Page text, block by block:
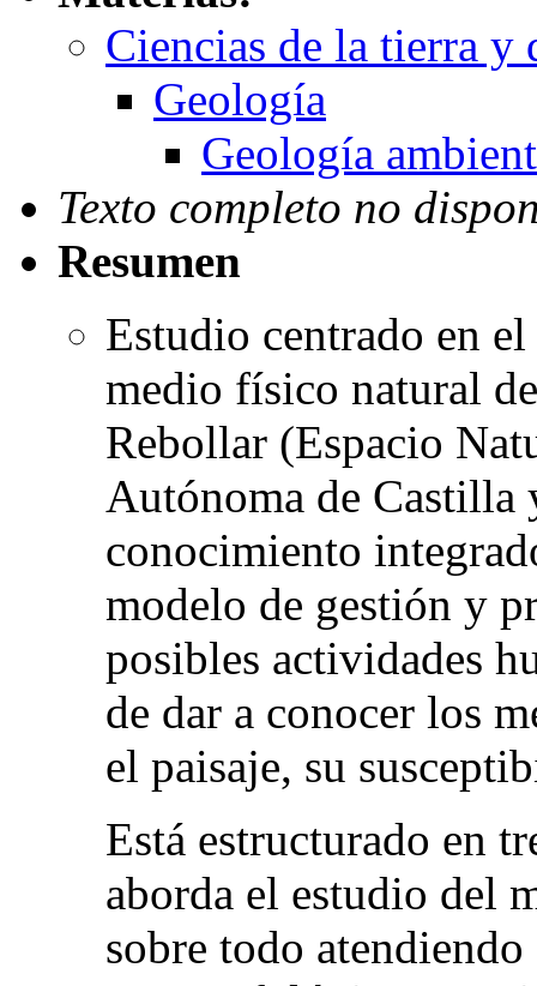
Ciencias de la tierra y
Geología
Geología
Texto completo no
Resumen
Estudio centrado en
medio físico natural
Rebollar (Espacio
Autónoma de
conocimiento
modelo de gestión y
posibles actividades
de dar a conocer los
el paisaje, su
Está estructurado en
aborda el estudio del
sobre todo